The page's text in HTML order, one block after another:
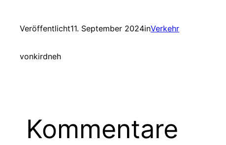
Veröffentlicht11. September 2024inVerkehr
vonkirdneh
Kommentare